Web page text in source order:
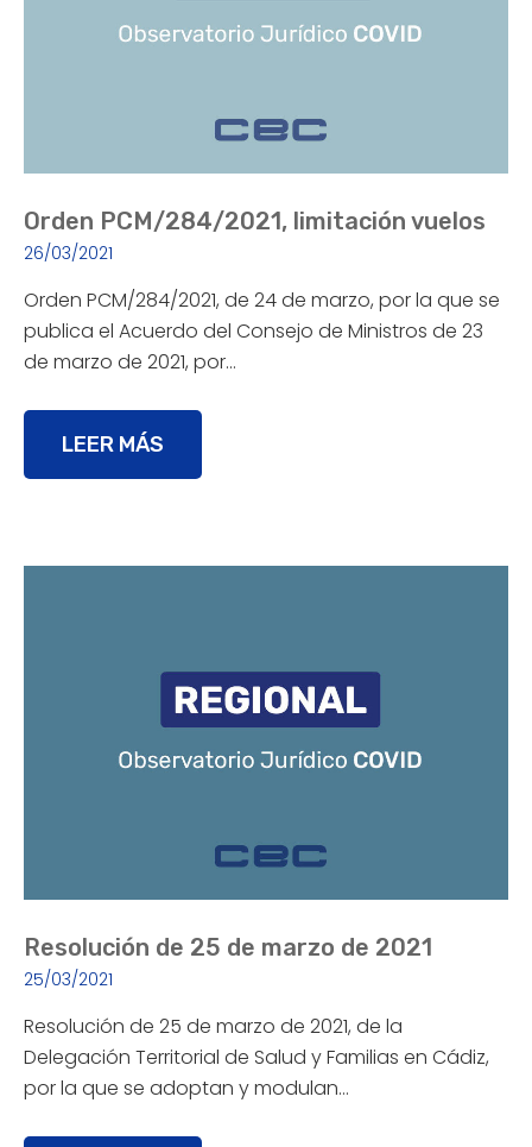
Orden PCM/284/2021, limitación vuelos
26/03/2021
Orden PCM/284/2021, de 24 de marzo, por la que se
publica el Acuerdo del Consejo de Ministros de 23
de marzo de 2021, por…
LEER MÁS
Resolución de 25 de marzo de 2021
25/03/2021
Resolución de 25 de marzo de 2021, de la
Delegación Territorial de Salud y Familias en Cádiz,
por la que se adoptan y modulan…